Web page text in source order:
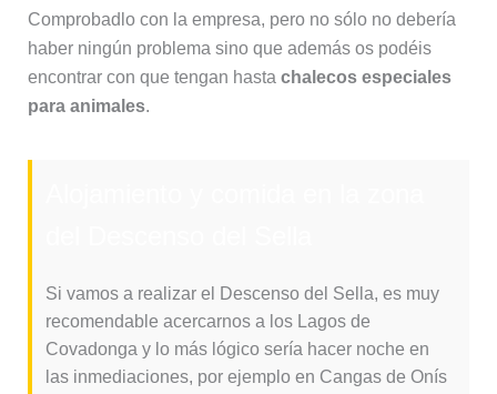
Comprobadlo con la empresa, pero no sólo no debería
haber ningún problema sino que además os podéis
encontrar con que tengan hasta chalecos especiales
para animales.
Si vamos a realizar el Descenso del Sella, es muy
recomendable acercarnos a los Lagos de
Covadonga y lo más lógico sería hacer noche en
las inmediaciones, por ejemplo en Cangas de Onís